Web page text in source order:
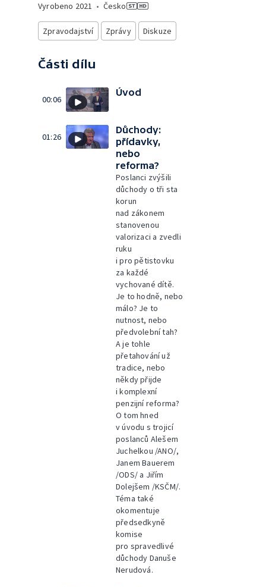
Vyrobeno 2021 • Česko
Zpravodajství Zprávy Diskuze
Části dílu
00:06
Úvod
01:26
Důchody:
přídavky,
nebo
reforma?
Poslanci zvýšili
důchody o tři sta
korun
nad zákonem
stanovenou
valorizaci a zvedli
ruku
i pro pětistovku
za každé
vychované dítě.
Je to hodně, nebo
málo? Je to
nutnost, nebo
předvolební tah?
A je tohle
přetahování už
tradice, nebo
někdy přijde
i komplexní
penzijní reforma?
O tom hned
v úvodu s trojicí
poslanců Alešem
Juchelkou /ANO/,
Janem Bauerem
/ODS/ a Jiřím
Dolejšem /KSČM/.
Téma také
okomentuje
předsedkyně
komise
pro spravedlivé
důchody Danuše
Nerudová.